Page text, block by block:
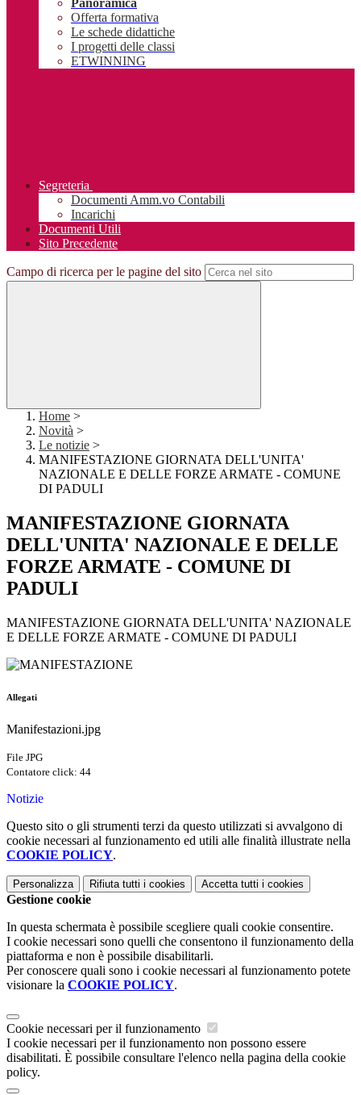
Panoramica
Offerta formativa
Le schede didattiche
I progetti delle classi
ETWINNING
Segreteria
Documenti Amm.vo Contabili
Incarichi
Documenti Utili
Sito Precedente
Campo di ricerca per le pagine del sito
Home >
Novità >
Le notizie >
MANIFESTAZIONE GIORNATA DELL'UNITA'
NAZIONALE E DELLE FORZE ARMATE - COMUNE
DI PADULI
MANIFESTAZIONE GIORNATA
DELL'UNITA' NAZIONALE E DELLE
FORZE ARMATE - COMUNE DI
PADULI
MANIFESTAZIONE GIORNATA DELL'UNITA' NAZIONALE
E DELLE FORZE ARMATE - COMUNE DI PADULI
Allegati
Manifestazioni.jpg
File JPG
Contatore click: 44
Notizie
Questo sito o gli strumenti terzi da questo utilizzati si avvalgono di
cookie necessari al funzionamento ed utili alle finalità illustrate nella
COOKIE POLICY.
Personalizza Rifiuta tutti i cookies Accetta tutti i cookies
Gestione cookie
In questa schermata è possibile scegliere quali cookie consentire.
I cookie necessari sono quelli che consentono il funzionamento della
piattaforma e non è possibile disabilitarli.
Per conoscere quali sono i cookie necessari al funzionamento potete
visionare la COOKIE POLICY.
Cookie necessari per il funzionamento
I cookie necessari per il funzionamento non possono essere
disabilitati. È possibile consultare l'elenco nella pagina della cookie
policy.